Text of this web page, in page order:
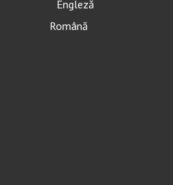
English
Română